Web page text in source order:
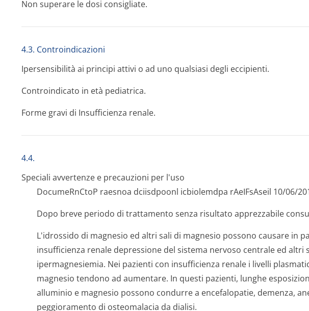
Non superare le dosi consigliate.
4.3. Controindicazioni
Ipersensibilità ai principi attivi o ad uno qualsiasi degli eccipienti.
Controindicato in età pediatrica.
Forme gravi di Insufficienza renale.
4.4.
Speciali avvertenze e precauzioni per l'uso
DocumeRnCtoP raesnoa dciisdpoonl icbiolemdpa rAeIFsAseil 10/06/
Dopo breve periodo di trattamento senza risultato apprezzabile
L'idrossido di magnesio ed altri sali di magnesio possono causare in
insufficienza renale depressione del sistema nervoso centrale ed altri
ipermagnesiemia. Nei pazienti con insufficienza renale i livelli
magnesio tendono ad aumentare. In questi pazienti, lunghe
alluminio e magnesio possono condurre a encefalopatie, demenza,
peggioramento di osteomalacia da dialisi.